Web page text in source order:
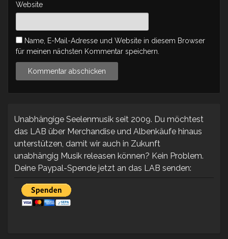
Website
Name, E-Mail-Adresse und Website in diesem Browser
für meinen nächsten Kommentar speichern.
Unabhängige Seelenmusik seit 2009. Du möchtest
das LAB über Merchandise und Albenkäufe hinaus
unterstützen, damit wir auch in Zukunft
unabhängig Musik releasen können? Kein Problem.
Deine Paypal-Spende jetzt an das LAB senden: